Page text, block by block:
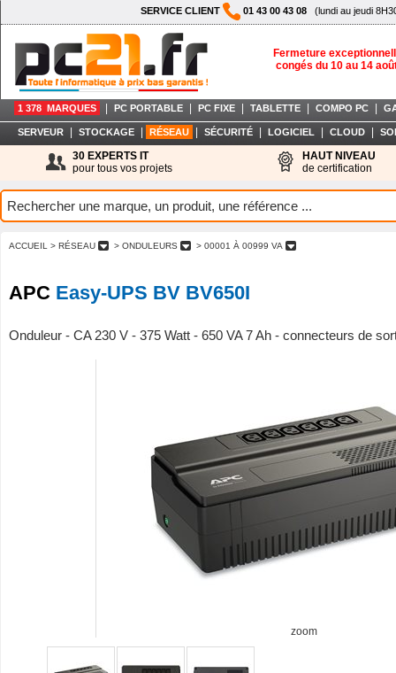
SERVICE CLIENT 01 43 00 43 08 (lundi au jeudi
Fermeture
congés du 10 au 14
1 378 MARQUES PC PORTABLE PC FIXE TABLETTE COMPO PC
SERVEUR STOCKAGE RÉSEAU SÉCURITÉ LOGICIEL CLOUD
30 EXPERTS IT
pour tous vos projets
HAUT NIVEAU
de certification
ACCUEIL > RÉSEAU > ONDULEURS > 00001 À 00999 VA
APC Easy-UPS BV BV650I
Onduleur - CA 230 V - 375 Watt - 650 VA 7 Ah - connecteurs de
zoom